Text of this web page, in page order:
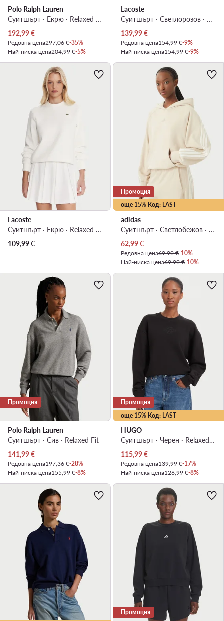
Polo Ralph Lauren
Суитшърт · Екрю · Relaxed Fit
Актуална цена
192,99€
Редовна цена297,06 €-35%
Най-ниска цена204,99 €-5%
Lacoste
Суитшърт · Светлорозов · Relaxed Fit
Актуална цена
139,99€
Редовна цена154,99 €-9%
Най-ниска цена154,99 €-9%
Lacoste
Суитшърт · Екрю · Relaxed Fit
109,99€
още 15% Код: LAST
Промоция
adidas
Суитшърт · Светлобежов · Relaxed Fit
Актуална цена
62,99€
Редовна цена69,99 €-10%
Най-ниска цена69,99 €-10%
Промоция
Polo Ralph Lauren
Суитшърт · Сив · Relaxed Fit
Актуална цена
141,99€
Редовна цена197,36 €-28%
Най-ниска цена155,99 €-8%
още 15% Код: LAST
Промоция
HUGO
Суитшърт · Черен · Relaxed Fit
Актуална цена
115,99€
Редовна цена139,99 €-17%
Най-ниска цена126,99 €-8%
Промоция